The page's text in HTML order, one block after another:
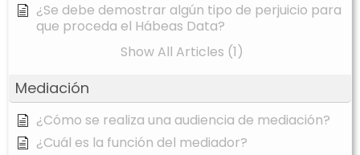
¿Se debe demostrar algún tipo de perjuicio para
que proceda el Hábeas Data?
Show All Articles (1)
Mediación
¿Cómo se realiza una audiencia de mediación?
¿Cuál es la función del mediador?